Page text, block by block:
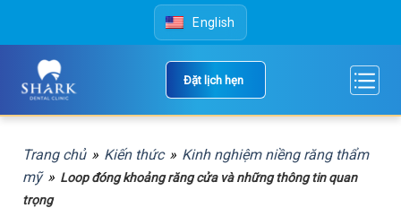
content
English
Đặt lịch hẹn
Trang chủ » Kiến thức » Kinh nghiệm niềng răng thẩm
mỹ » Loop đóng khoảng răng cửa và những thông tin quan
trọng